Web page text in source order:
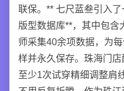
联保。** 七尺蓝叁引入
版型数据库**，其中包含
师采集40余项数据，为
样并永久保存。珠海门店
至少1次试穿精细调整肩